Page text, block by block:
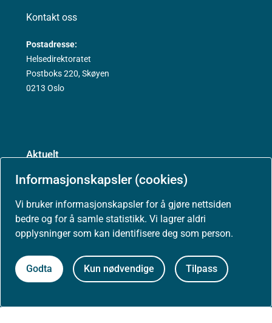
Informasjonskapsler (cookies)
Vi bruker informasjonskapsler for å gjøre nettsiden
bedre og for å samle statistikk. Vi lagrer aldri
opplysninger som kan identifisere deg som person.
Godta Kun nødvendige Tilpass
Kontakt oss
Postadresse:
Helsedirektoratet
Postboks 220, Skøyen
0213 Oslo
Aktuelt
Nyheter
Arrangementer
Presse